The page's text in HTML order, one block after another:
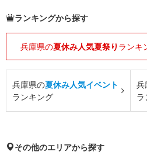
ランキングから探す
兵庫県の夏休み人気夏祭り ランキ
兵庫県の夏休み人気イベント
ランキング
兵
ラ
その他のエリアから探す